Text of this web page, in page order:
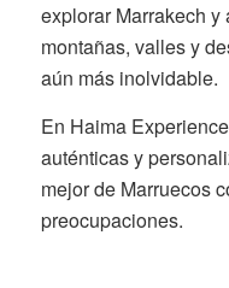
explorar Marrakech
montañas, valles y
aún más inolvidable.
En Haima
auténticas y
mejor de Marruecos
preocupaciones.